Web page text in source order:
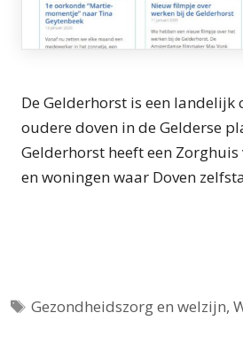
De Gelderhorst is een landelijk
oudere doven in de Gelderse
Gelderhorst heeft een
en woningen waar Doven
Tags
Gezondheidszorg en welzijn,